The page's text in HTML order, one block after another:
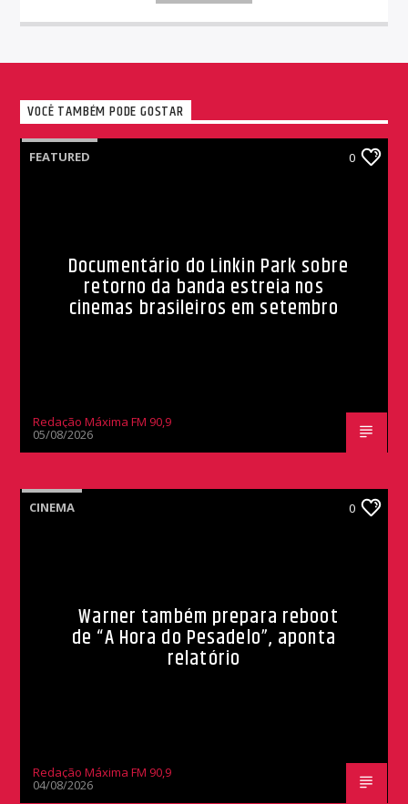
VOCÊ TAMBÉM PODE GOSTAR
FEATURED 0
Documentário do Linkin Park sobre
retorno da banda estreia nos
cinemas brasileiros em setembro
Redação Máxima FM 90,9
05/08/2026
CINEMA 0
Warner também prepara reboot
de “A Hora do Pesadelo”, aponta
relatório
Redação Máxima FM 90,9
04/08/2026